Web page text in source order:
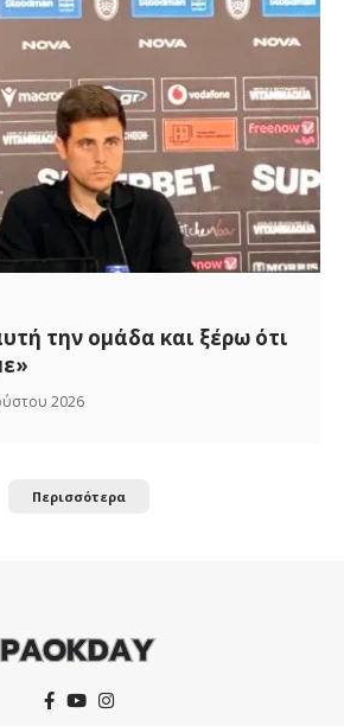
την ομάδα και ξέρω ότι
2026
Περισσότερα